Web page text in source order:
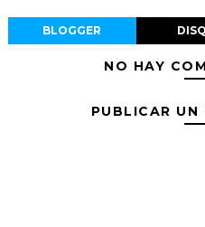
BLOGGER
NO HAY
PUBLICAR UN